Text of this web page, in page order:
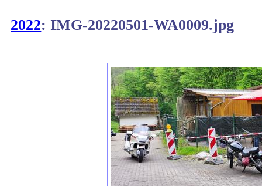
2022: IMG-20220501-WA0009.jpg